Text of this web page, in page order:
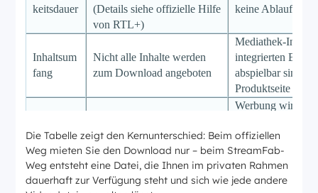
keitsdauer
(Details siehe offizielle Hilfe
von RTL+)
keine Ablauffrist
Inhaltsum
fang
Nicht alle Inhalte werden
zum Download angeboten
Mediathek-
integrierten
abspielbar sind;
Produktseite
Werbung Je nach Tarif mit Werbung
Werbung wird
gespeicherte Datei
übernommen
Format &
Nur innerhalb der RTL+-
MP4/MKV, frei
Player (z. B.
Die Tabelle zeigt den Kernunterschied: Beim offiziellen
Weg mieten Sie den Download nur – beim StreamFab-
Weg entsteht eine Datei, die Ihnen im privaten Rahmen
dauerhaft zur Verfügung steht und sich wie jede andere